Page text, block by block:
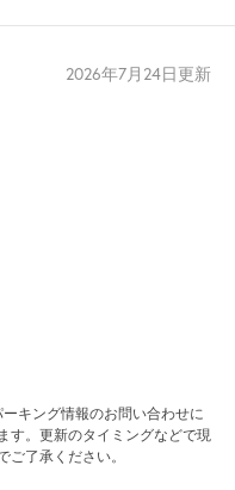
2026年7月24日更新
キング情報のお問い合わせに
す。更新のタイミングなどで現
了承ください。